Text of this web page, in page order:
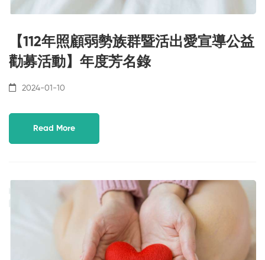
【112年照顧弱勢族群暨活出愛宣導公益
勸募活動】年度芳名錄
2024-01-10
Read More